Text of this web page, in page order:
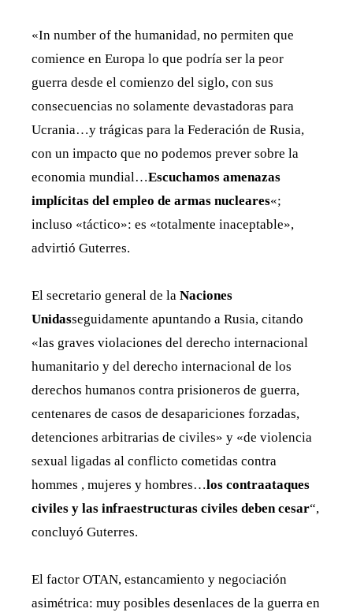
«In number of the humanidad, no permiten que
comience en Europa lo que podría ser la peor
guerra desde el comienzo del siglo, con sus
consecuencias no solamente devastadoras para
Ucrania…y trágicas para la Federación de Rusia,
con un impacto que no podemos prever sobre la
economia mundial…Escuchamos amenazas
implícitas del empleo de armas nucleares«;
incluso «táctico»: es «totalmente inaceptable»,
advirtió Guterres.
El secretario general de la Naciones
Unidasseguidamente apuntando a Rusia, citando
«las graves violaciones del derecho internacional
humanitario y del derecho internacional de los
derechos humanos contra prisioneros de guerra,
centenares de casos de desapariciones forzadas,
detenciones arbitrarias de civiles» y «de violencia
sexual ligadas al conflicto cometidas contra
hommes , mujeres y hombres…los contraataques
civiles y las infraestructuras civiles deben cesar“,
concluyó Guterres.
El factor OTAN, estancamiento y negociación
asimétrica: muy posibles desenlaces de la guerra en